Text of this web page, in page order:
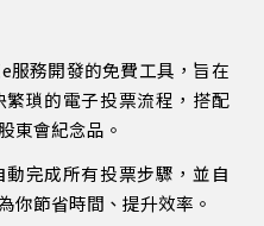
服務開發的免費工具，旨在
瑣的電子投票流程 ， 搭配
東會紀念品 。
完成所有投票步驟，並自
你節省時間、提升效率。